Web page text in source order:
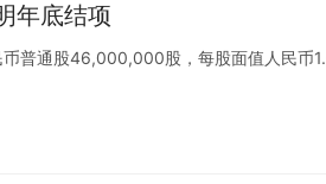
年底结项
币普通股46,000,000股，每股面值人民币